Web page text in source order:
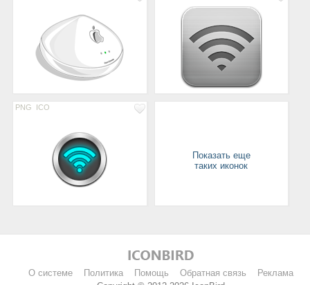
PNG ICO
Показать еще
таких иконок
О системе Политика Помощь Обратная связь
Реклама